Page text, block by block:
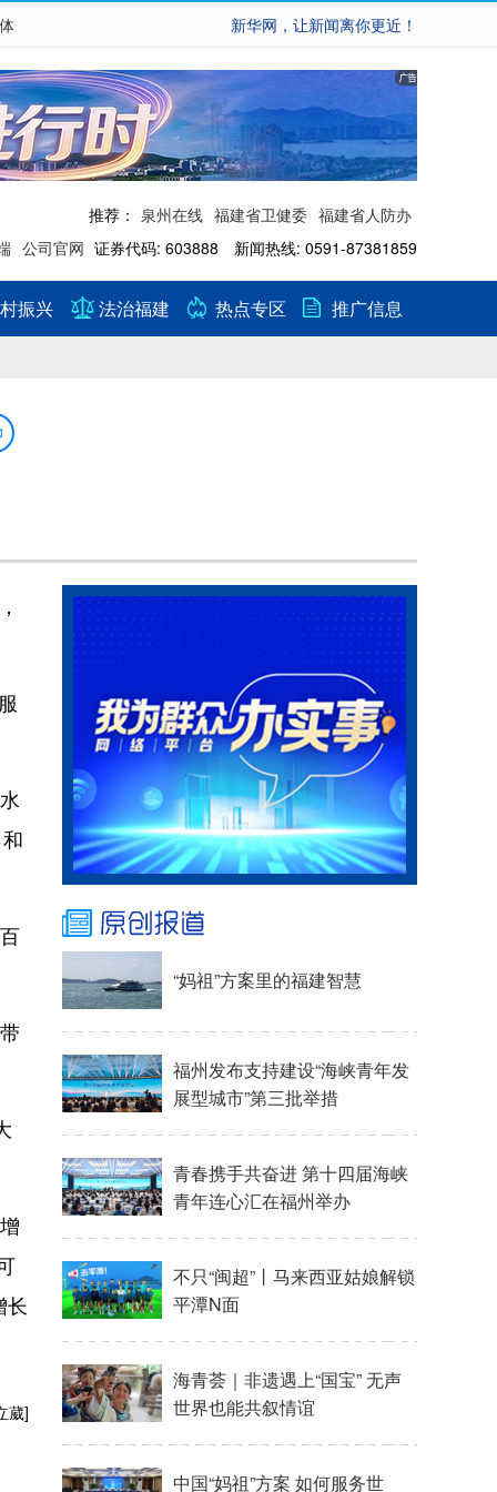
新华网，让新闻离你更近！
推荐： 泉州在线 福建省卫健委 福建省人防办
公司官网 证券代码: 603888 新闻热线: 0591-87381859
振兴 法治福建 热点专区 推广信息
长
葳]